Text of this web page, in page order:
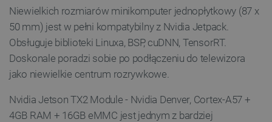
Niewielkich rozmiarów minikomputer jednopłytkowy (87 x
50 mm) jest w pełni kompatybilny z Nvidia Jetpack.
Obsługuje biblioteki Linuxa, BSP, cuDNN, TensorRT.
Doskonale poradzi sobie po podłączeniu do telewizora
jako niewielkie centrum rozrywkowe.
Nvidia Jetson TX2 Module - Nvidia Denver, Cortex-A57 +
4GB RAM + 16GB eMMC jest jednym z bardziej
__cf_bm
Cloudflare Inc.